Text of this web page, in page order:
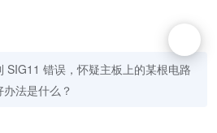
SIG11 错误，怀疑主板上的某根电路
法是什么？